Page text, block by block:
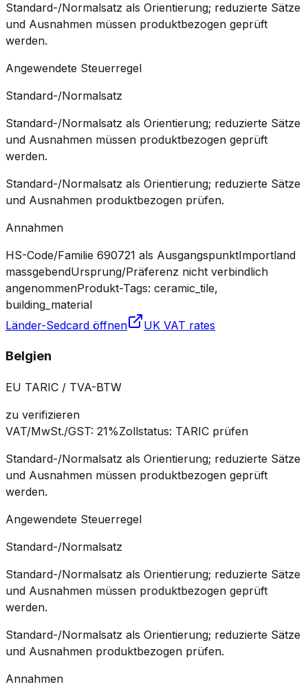
Standard-/Normalsatz als Orientierung; reduzierte Sätze
und Ausnahmen müssen produktbezogen geprüft
werden.
Angewendete Steuerregel
Standard-/Normalsatz
Standard-/Normalsatz als Orientierung; reduzierte Sätze
und Ausnahmen müssen produktbezogen geprüft
werden.
Standard-/Normalsatz als Orientierung; reduzierte Sätze
und Ausnahmen produktbezogen prüfen.
Annahmen
HS-Code/Familie 690721 als AusgangspunktImportland
massgebendUrsprung/Präferenz nicht verbindlich
angenommenProdukt-Tags: ceramic_tile,
building_material
Länder-Sedcard öffnen
UK VAT rates
Belgien
EU TARIC / TVA-BTW
zu verifizieren
VAT/MwSt./GST: 21%Zollstatus: TARIC prüfen
Standard-/Normalsatz als Orientierung; reduzierte Sätze
und Ausnahmen müssen produktbezogen geprüft
werden.
Angewendete Steuerregel
Standard-/Normalsatz
Standard-/Normalsatz als Orientierung; reduzierte Sätze
und Ausnahmen müssen produktbezogen geprüft
werden.
Standard-/Normalsatz als Orientierung; reduzierte Sätze
und Ausnahmen produktbezogen prüfen.
Annahmen